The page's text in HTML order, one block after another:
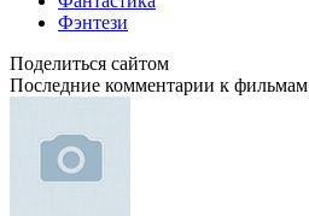
Фэнтези
Поделиться сайтом
Последние комментарии к фильмам